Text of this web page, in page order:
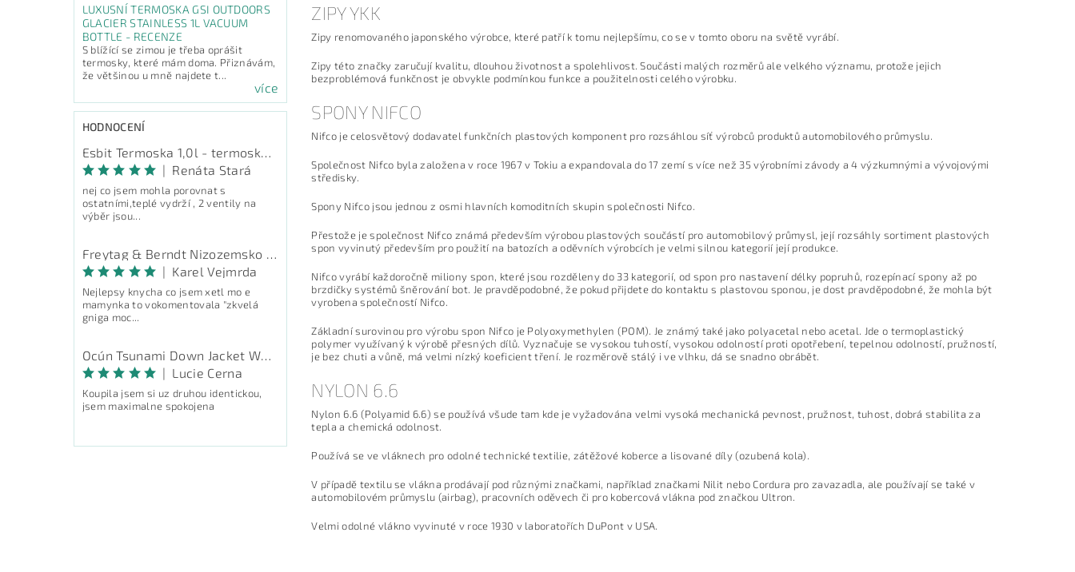
LUXUSNÍ TERMOSKA GSI OUTDOORS
GLACIER STAINLESS 1L VACUUM
BOTTLE - RECENZE
S blížící se zimou je třeba oprášit
termosky, které mám doma. Přiznávám,
že většinou u mně najdete t...
více
HODNOCENÍ
| Renáta Stará
nej co jsem mohla porovnat s
ostatními,teplé vydrží , 2 ventily na
výběr jsou...
| Karel Vejmrda
Nejlepsy knycha co jsem xetl mo e
mamynka to vokomentovala "zkvelá
gniga moc...
| Lucie Cerna
Koupila jsem si uz druhou identickou,
jsem maximalne spokojena
ZIPY YKK
Zipy renomovaného japonského výrobce, které patří k tomu nejlepšímu, co se v tomto oboru na světě vyrábí.
Zipy této značky zaručují kvalitu, dlouhou životnost a spolehlivost. Součásti malých rozměrů ale velkého významu, protože jejich
bezproblémová funkčnost je obvykle podmínkou funkce a použitelnosti celého výrobku.
SPONY NIFCO
Nifco je celosvětový dodavatel funkčních plastových komponent pro rozsáhlou síť výrobců produktů automobilového průmyslu.
Společnost Nifco byla založena v roce 1967 v Tokiu a expandovala do 17 zemí s více než 35 výrobními závody a 4 výzkumnými a vývojovými
středisky.
Spony Nifco jsou jednou z osmi hlavních komoditních skupin společnosti Nifco.
Přestože je společnost Nifco známá především výrobou plastových součástí pro automobilový průmysl, její rozsáhly sortiment plastových
spon vyvinutý především pro použití na batozích a oděvních výrobcích je velmi silnou kategorií její produkce.
Nifco vyrábí každoročně miliony spon, které jsou rozděleny do 33 kategorií, od spon pro nastavení délky popruhů, rozepínací spony až po
brzdičky systémů šněrování bot. Je pravděpodobné, že pokud přijdete do kontaktu s plastovou sponou, je dost pravděpodobné, že mohla být
vyrobena společností Nifco.
Základní surovinou pro výrobu spon Nifco je Polyoxymethylen (POM). Je známý také jako polyacetal nebo acetal. Jde o termoplastický
polymer využívaný k výrobě přesných dílů. Vyznačuje se vysokou tuhostí, vysokou odolností proti opotřebení, tepelnou odolností, pružností,
je bez chuti a vůně, má velmi nízký koeficient tření. Je rozměrově stálý i ve vlhku, dá se snadno obrábět.
NYLON 6.6
Nylon 6.6 (Polyamid 6.6) se používá všude tam kde je vyžadována velmi vysoká mechanická pevnost, pružnost, tuhost, dobrá stabilita za
tepla a chemická odolnost.
Používá se ve vláknech pro odolné technické textilie, zátěžové koberce a lisované díly (ozubená kola).
V případě textilu se vlákna prodávají pod různými značkami, například značkami Nilit nebo Cordura pro zavazadla, ale používají se také v
automobilovém průmyslu (airbag), pracovních oděvech či pro kobercová vlákna pod značkou Ultron.
Velmi odolné vlákno vyvinuté v roce 1930 v laboratořích DuPont v USA.